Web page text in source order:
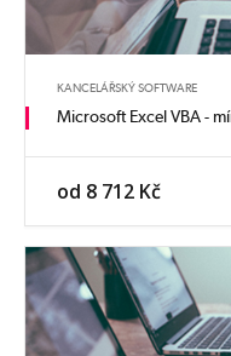
KANCELÁŘSKÝ SOFTWARE
Microsoft Excel VBA -
od 8 712 Kč